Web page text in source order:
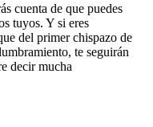
cuenta de que puedes
tuyos. Y si eres
del primer chispazo de
te seguirán
decir mucha